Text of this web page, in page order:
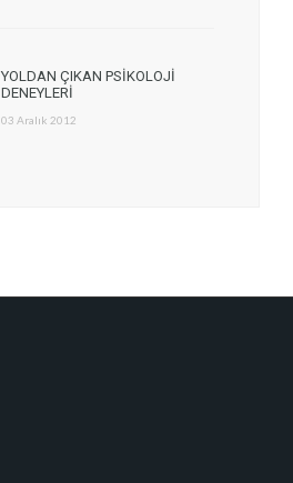
YOLDAN ÇIKAN PSİKOLOJİ
DENEYLERİ
03 Aralık 2012